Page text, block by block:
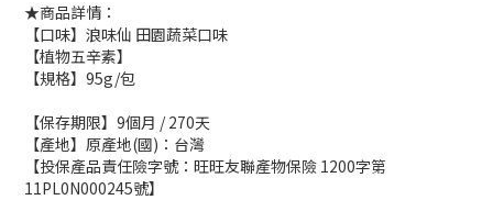
★商品詳情：
【口味】浪味仙 田園蔬菜口味
【植物五辛素】
【規格】95g/包
【保存期限】9個月 / 270天
【產地】原產地(國)：台灣
【投保產品責任險字號：旺旺友聯產物保險 1200字第
11PL0N000245號】